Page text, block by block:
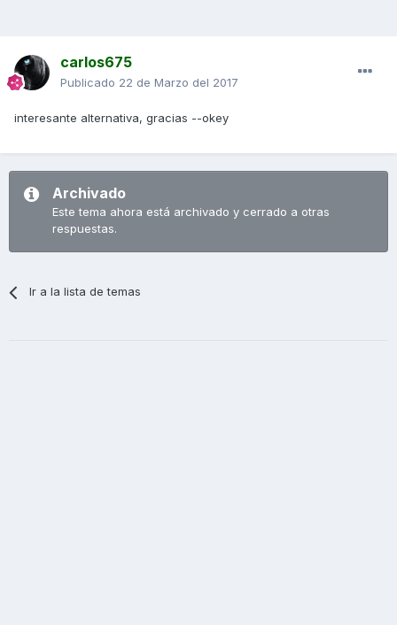
carlos675
Publicado 22 de Marzo del 2017
interesante alternativa, gracias --okey
Archivado
Este tema ahora está archivado y cerrado a otras
respuestas.
Ir a la lista de temas